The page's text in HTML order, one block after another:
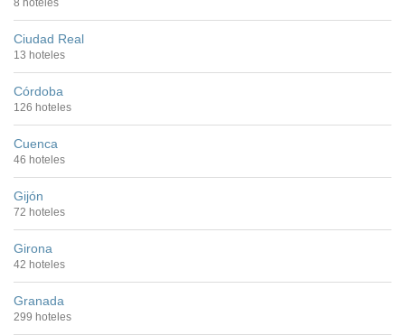
8 hoteles
Ciudad Real
13 hoteles
Córdoba
126 hoteles
Cuenca
46 hoteles
Gijón
72 hoteles
Girona
42 hoteles
Granada
299 hoteles